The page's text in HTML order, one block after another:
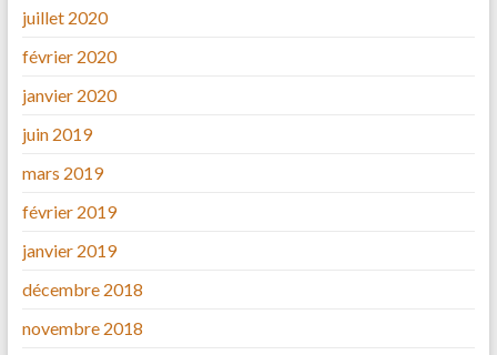
juillet 2020
février 2020
janvier 2020
juin 2019
mars 2019
février 2019
janvier 2019
décembre 2018
novembre 2018